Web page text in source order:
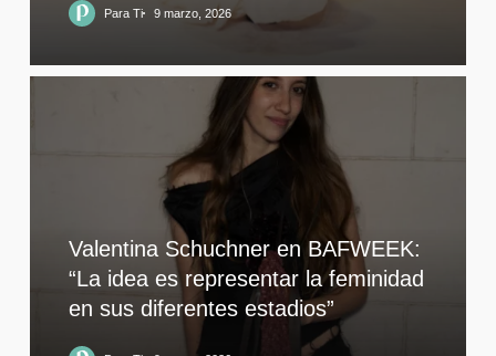
Para Ti 9 marzo, 2026
Valentina Schuchner en BAFWEEK:
“La idea es representar la feminidad
en sus diferentes estadios”